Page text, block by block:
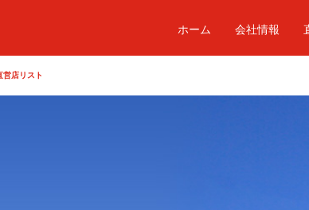
営店リスト
ホーム 会社情報